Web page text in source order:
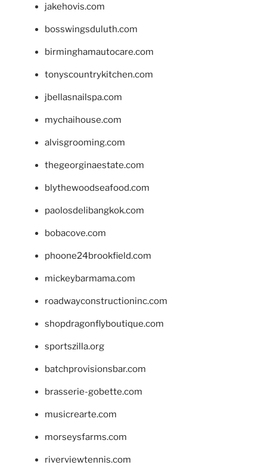
jakehovis.com
bosswingsduluth.com
birminghamautocare.com
tonyscountrykitchen.com
jbellasnailspa.com
mychaihouse.com
alvisgrooming.com
thegeorginaestate.com
blythewoodseafood.com
paolosdelibangkok.com
bobacove.com
phoone24brookfield.com
mickeybarmama.com
roadwayconstructioninc.com
shopdragonflyboutique.com
sportszilla.org
batchprovisionsbar.com
brasserie-gobette.com
musicrearte.com
morseysfarms.com
riverviewtennis.com